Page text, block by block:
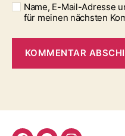
Name, E-Mail-Adresse
für meinen nächsten